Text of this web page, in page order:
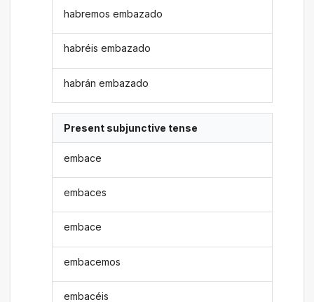
habremos embazado
habréis embazado
habrán embazado
Present subjunctive tense
embace
embaces
embace
embacemos
embacéis